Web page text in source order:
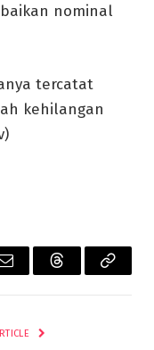
nominal
tercatat
kehilangan
Email ThreadsCopy